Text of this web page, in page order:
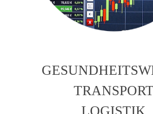
TRANSPORT
LOGISTIK